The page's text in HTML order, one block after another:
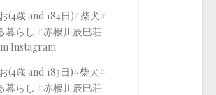
(4歳 and 184日)#柴犬#
暮らし #赤根川辰巳荘
Instagram
(4歳 and 183日)#柴犬#
暮らし #赤根川辰巳荘